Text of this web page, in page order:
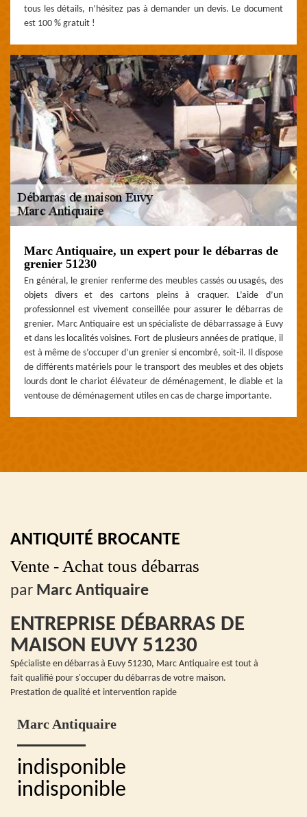
tous les détails, n’hésitez pas à demander un devis. Le document
est 100 % gratuit !
Marc Antiquaire, un expert pour le débarras de
grenier 51230
En général, le grenier renferme des meubles cassés ou usagés, des
objets divers et des cartons pleins à craquer. L’aide d’un
professionnel est vivement conseillée pour assurer le débarras de
grenier. Marc Antiquaire est un spécialiste de débarrassage à Euvy
et dans les localités voisines. Fort de plusieurs années de pratique, il
est à même de s’occuper d’un grenier si encombré, soit-il. Il dispose
de différents matériels pour le transport des meubles et des objets
lourds dont le chariot élévateur de déménagement, le diable et la
ventouse de déménagement utiles en cas de charge importante.
ANTIQUITÉ BROCANTE
Vente - Achat tous débarras
par Marc Antiquaire
ENTREPRISE DÉBARRAS DE
MAISON EUVY 51230
Spécialiste en débarras à Euvy 51230, Marc Antiquaire est tout à
fait qualifié pour s'occuper du débarras de votre maison.
Prestation de qualité et intervention rapide
Marc Antiquaire
indisponible
indisponible